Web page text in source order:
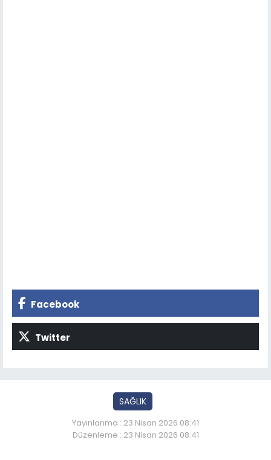
Facebook
Twitter
SAĞLIK
Yayınlanma : 23 Nisan 2026 08:41
Düzenleme : 23 Nisan 2026 08:41